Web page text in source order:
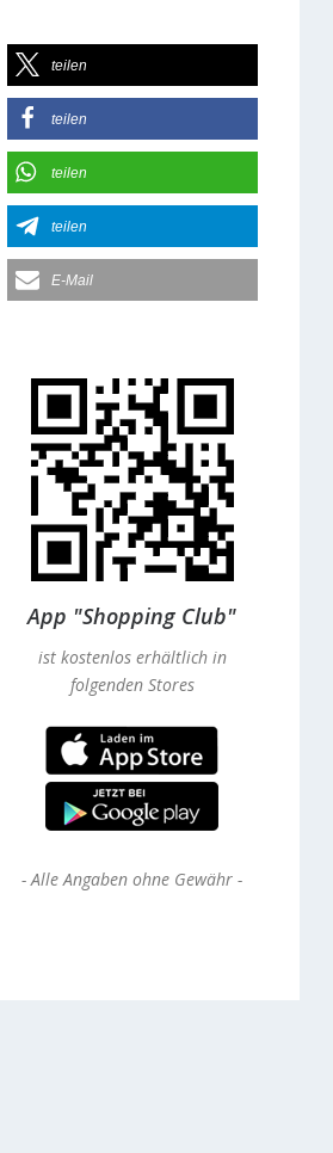
teilen
teilen
teilen
teilen
E-Mail
App "Shopping Club"
ist kostenlos erhältlich in
folgenden Stores
-Alle Angaben ohne Gewähr -